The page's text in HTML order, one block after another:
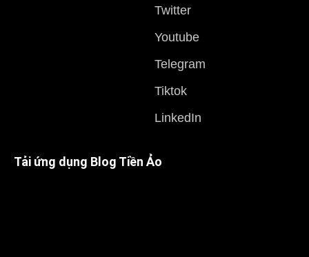
Twitter
Youtube
Telegram
Tiktok
LinkedIn
Tải ứng dụng Blog Tiền Ảo